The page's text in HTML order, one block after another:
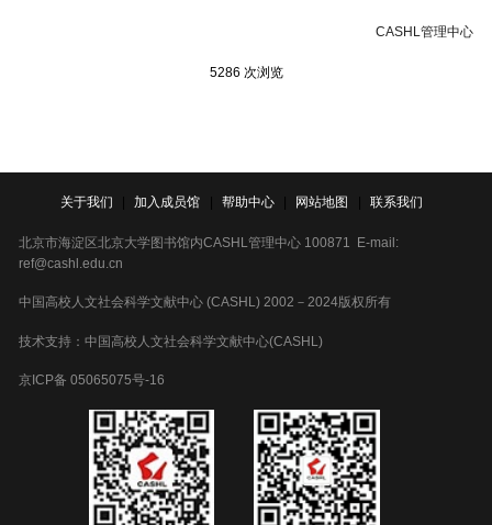
CASHL管理中心
5286 次浏览
关于我们 加入成员馆 帮助中心 网站地图 联系我们
北京市海淀区北京大学图书馆内CASHL管理中心 100871 E-mail:
ref@cashl.edu.cn
中国高校人文社会科学文献中心 (CASHL) 2002－2024版权所有
技术支持：中国高校人文社会科学文献中心(CASHL)
京ICP备 05065075号-16